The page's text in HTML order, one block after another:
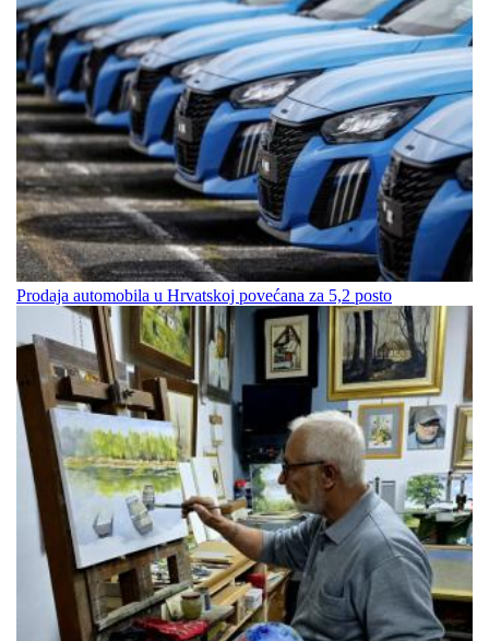
Prodaja automobila u Hrvatskoj povećana za 5,2 posto